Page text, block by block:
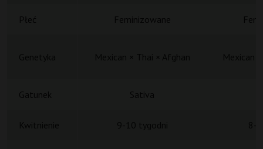
Płeć Feminizowane
Gatunek Sativa